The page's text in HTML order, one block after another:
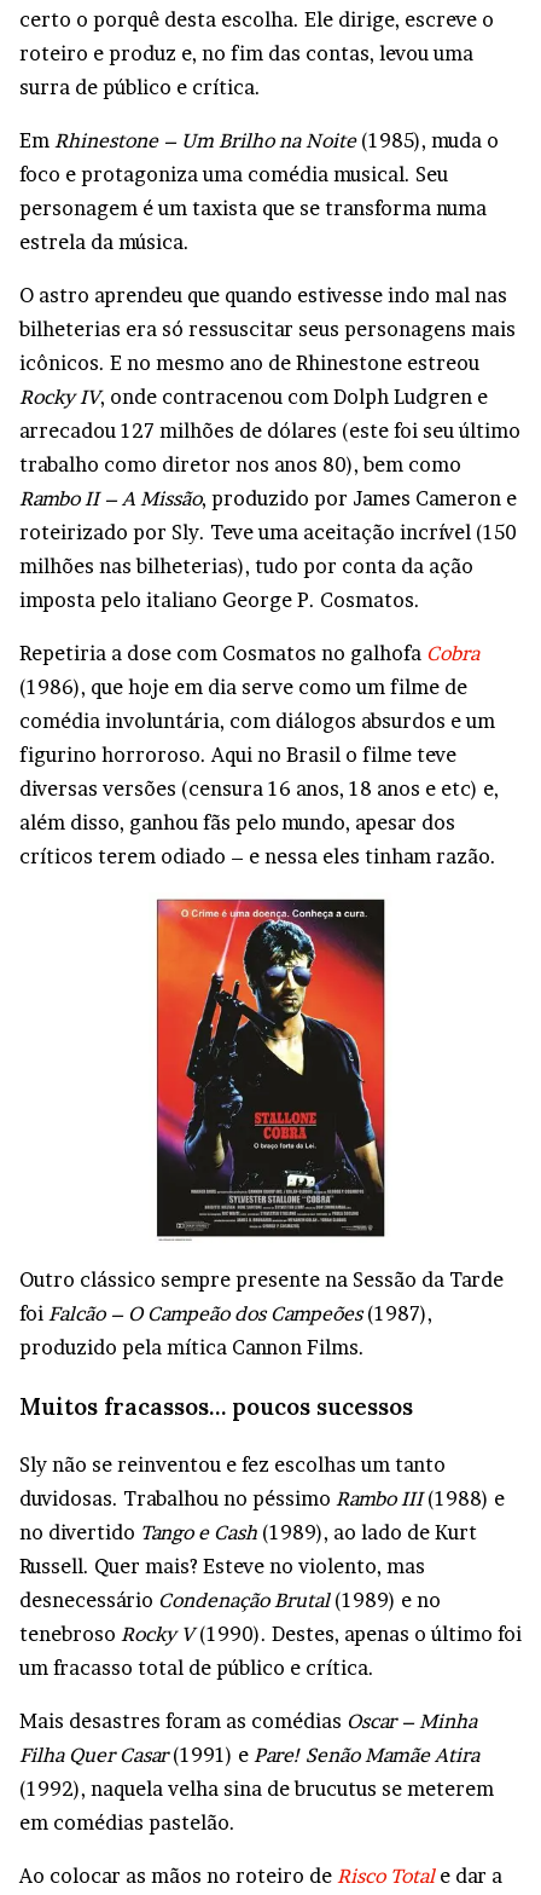
certo o porquê desta escolha. Ele dirige, escreve o
roteiro e produz e, no fim das contas, levou uma
surra de público e crítica.
Em Rhinestone – Um Brilho na Noite(1985), muda o
foco e protagoniza uma comédia musical. Seu
personagem é um taxista que se transforma numa
estrela da música.
O astro aprendeu que quando estivesse indo mal nas
bilheterias era só ressuscitar seus personagens mais
icônicos. E no mesmo ano de Rhinestone estreou
Rocky IV, onde contracenou com Dolph Ludgren e
arrecadou 127 milhões de dólares (este foi seu último
trabalho como diretor nos anos 80), bem como
Rambo II – A Missão, produzido por James Cameron e
roteirizado por Sly. Teve uma aceitação incrível (150
milhões nas bilheterias), tudo por conta da ação
imposta pelo italiano George P. Cosmatos.
Repetiria a dose com Cosmatos no galhofa Cobra
(1986), que hoje em dia serve como um filme de
comédia involuntária, com diálogos absurdos e um
figurino horroroso. Aqui no Brasil o filme teve
diversas versões (censura 16 anos, 18 anos e etc) e,
além disso, ganhou fãs pelo mundo, apesar dos
críticos terem odiado – e nessa eles tinham razão.
Outro clássico sempre presente na Sessão da Tarde
foi Falcão – O Campeão dos Campeões(1987),
produzido pela mítica Cannon Films.
Muitos fracassos… poucos sucessos
Sly não se reinventou e fez escolhas um tanto
duvidosas. Trabalhou no péssimo Rambo III(1988) e
no divertido Tango e Cash (1989), ao lado de Kurt
Russell. Quer mais? Esteve no violento, mas
desnecessário Condenação Brutal(1989) e no
tenebroso Rocky V(1990). Destes, apenas o último foi
um fracasso total de público e crítica.
Mais desastres foram as comédias Oscar – Minha
Filha Quer Casar(1991) e Pare! Senão Mamãe Atira
(1992), naquela velha sina de brucutus se meterem
em comédias pastelão.
Ao colocar as mãos no roteiro de Risco Totale dar a